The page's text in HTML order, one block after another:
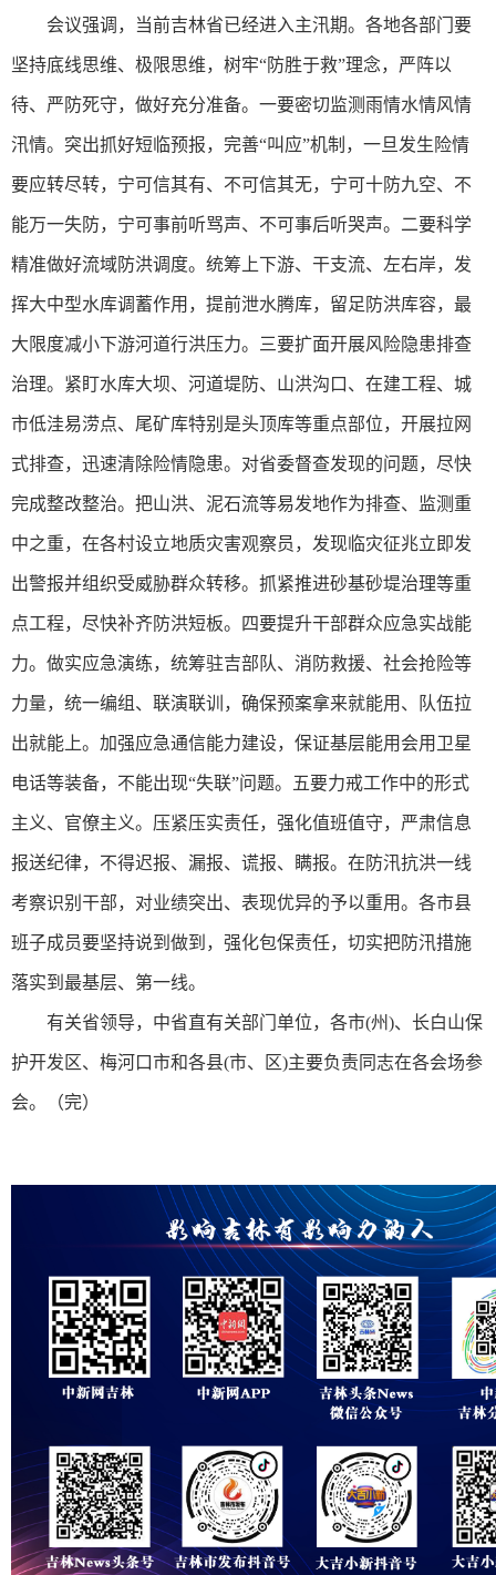
会议强调，当前吉林省已经进入主汛期。各地各部门要
坚持底线思维、极限思维，树牢“防胜于救”理念，严阵以
待、严防死守，做好充分准备。一要密切监测雨情水情风情
汛情。突出抓好短临预报，完善“叫应”机制，一旦发生险情
要应转尽转，宁可信其有、不可信其无，宁可十防九空、不
能万一失防，宁可事前听骂声、不可事后听哭声。二要科学
精准做好流域防洪调度。统筹上下游、干支流、左右岸，发
挥大中型水库调蓄作用，提前泄水腾库，留足防洪库容，最
大限度减小下游河道行洪压力。三要扩面开展风险隐患排查
治理。紧盯水库大坝、河道堤防、山洪沟口、在建工程、城
市低洼易涝点、尾矿库特别是头顶库等重点部位，开展拉网
式排查，迅速清除险情隐患。对省委督查发现的问题，尽快
完成整改整治。把山洪、泥石流等易发地作为排查、监测重
中之重，在各村设立地质灾害观察员，发现临灾征兆立即发
出警报并组织受威胁群众转移‌。抓紧推进砂基砂堤治理等重
点工程，尽快补齐防洪短板。四要提升干部群众应急实战能
力。做实应急演练，统筹驻吉部队、消防救援、社会抢险等
力量，统一编组、联演联训，确保预案拿来就能用、队伍拉
出就能上。加强应急通信能力建设，保证基层能用会用卫星
电话等装备，不能出现“失联”问题。五要力戒工作中的形式
主义、官僚主义。压紧压实责任，强化值班值守，严肃信息
报送纪律，不得迟报、漏报、谎报、瞒报。在防汛抗洪一线
考察识别干部，对业绩突出、表现优异的予以重用。各市县
班子成员要坚持说到做到，强化包保责任，切实把防汛措施
落实到最基层、第一线。
有关省领导，中省直有关部门单位，各市(州)、长白山保
护开发区、梅河口市和各县(市、区)主要负责同志在各会场参
会。（完）